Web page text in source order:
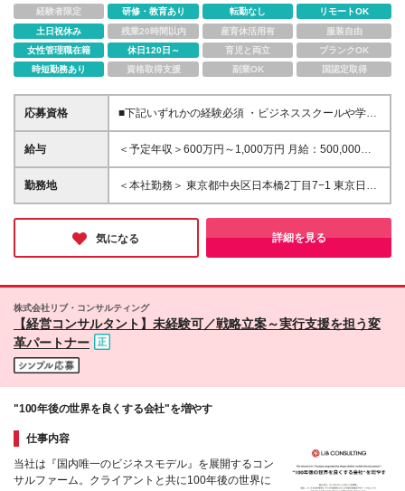
経験者限定
研修・教育あり 転勤なし
リモートOK
土日祝休み
残業20時間以内 産育休活用有
服装自由
女性管理職在籍
休日120日～ 育児と両立
ブランクOK
時短勤務あり
資格取得支援 副業OK 国認定取得
応募資格
■下記いずれかの経験必須 ・ビジネススクールや学習
塾などにおける講師のご経験がある方 ・営業職など
のクライアントワークにおいて、顧客の成果にコミッ
発・人材育成に携わった経験のある方 ・プロジェク
トマネジメントまたはプロジェクト推進の経験のある
に対してのファシリテーションスキルに自信がある方
は歓迎します。
給与
＜予定年収＞600万円～1,000万円 月給：500,000円
～833,333円 ※固定残業手当/月：141,256円～
187,090円（固定残業時間50時間0分/月）を含む。超
ヵ月あり（期間中の待遇に差異なし）
勤務地
＜本社勤務＞ 東京都中央区日本橋2丁目7−1 東京日本
橋タワー29F ※在宅勤務・リモートワーク：相談可
（在宅） 変更の範囲：会社の定める事業所（リモー
トワーク含む）
気になる 詳細を見る
株式会社リブ・コンサルティング
【経営コンサルタント】未経験可／戦略立案～実行支援を担う変
革パートナー
"100年後の世界を良くする会社"を増やす
仕事内容
当社は『国内唯一のビジネスモデル』を展開するコン
サルファーム。クライアントと共に100年後の世界に